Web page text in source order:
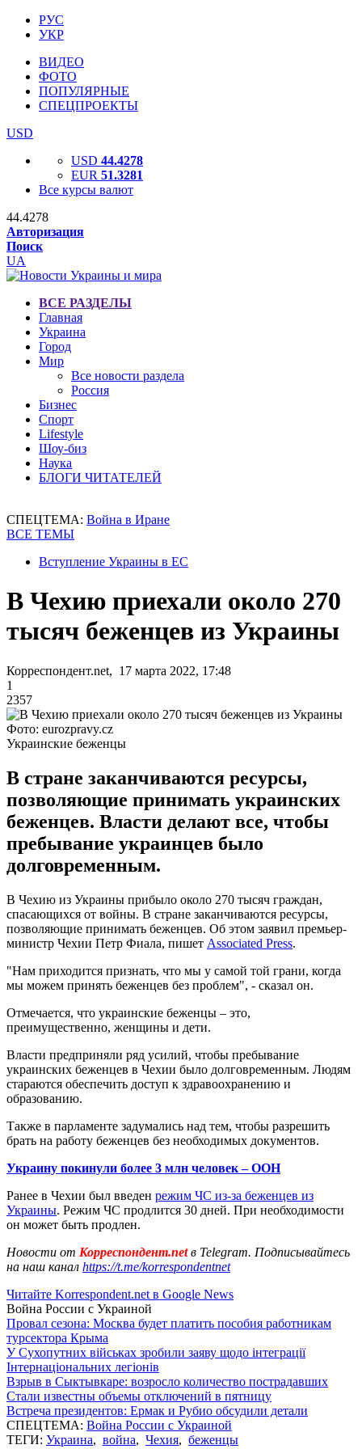
РУС
УКР
ВИДЕО
ФОТО
ПОПУЛЯРНЫЕ
СПЕЦПРОЕКТЫ
USD
USD 44.4278
EUR 51.3281
Все курсы валют
44.4278
Авторизация
Поиск
UA
ВСЕ РАЗДЕЛЫ
Главная
Украина
Город
Мир
Все новости раздела
Россия
Бизнес
Спорт
Lifestyle
Шоу-биз
Наука
БЛОГИ ЧИТАТЕЛЕЙ
СПЕЦТЕМА: Война в Иране
ВСЕ ТЕМЫ
Вступление Украины в ЕС
В Чехию приехали около 270
тысяч беженцев из Украины
Корреспондент.net, 17 марта 2022, 17:48
1
2357
Фото: eurozpravy.cz
Украинские беженцы
В стране заканчиваются ресурсы,
позволяющие принимать украинских
беженцев. Власти делают все, чтобы
пребывание украинцев было
долговременным.
В Чехию из Украины прибыло около 270 тысяч граждан,
спасающихся от войны. В стране заканчиваются ресурсы,
позволяющие принимать беженцев. Об этом заявил премьер-
министр Чехии Петр Фиала, пишет Associated Press.
"Нам приходится признать, что мы у самой той грани, когда
мы можем принять беженцев без проблем", - сказал он.
Отмечается, что украинские беженцы – это,
преимущественно, женщины и дети.
Власти предприняли ряд усилий, чтобы пребывание
украинских беженцев в Чехии было долговременным. Людям
стараются обеспечить доступ к здравоохранению и
образованию.
Также в парламенте задумались над тем, чтобы разрешить
брать на работу беженцев без необходимых документов.
Украину покинули более 3 млн человек – ООН
Ранее в Чехии был введен режим ЧС из-за беженцев из
Украины. Режим ЧС продлится 30 дней. При необходимости
он может быть продлен.
Новости от Корреспондент.netв Telegram. Подписывайтесь
на наш канал https://t.me/korrespondentnet
Читайте Korrespondent.net в Google News
Война России с Украиной
Провал сезона: Москва будет платить пособия работникам
турсектора Крыма
У Сухопутних військах зробили заяву щодо інтеграції
Інтернаціональних легіонів
Взрыв в Сыктывкаре: возросло количество пострадавших
Стали известны объемы отключений в пятницу
Встреча президентов: Ермак и Рубио обсудили детали
СПЕЦТЕМА: Война России с Украиной
ТЕГИ: Украина, война, Чехия, беженцы